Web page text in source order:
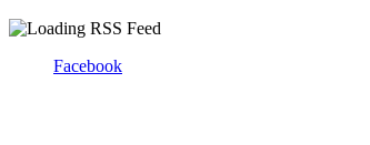
Facebook